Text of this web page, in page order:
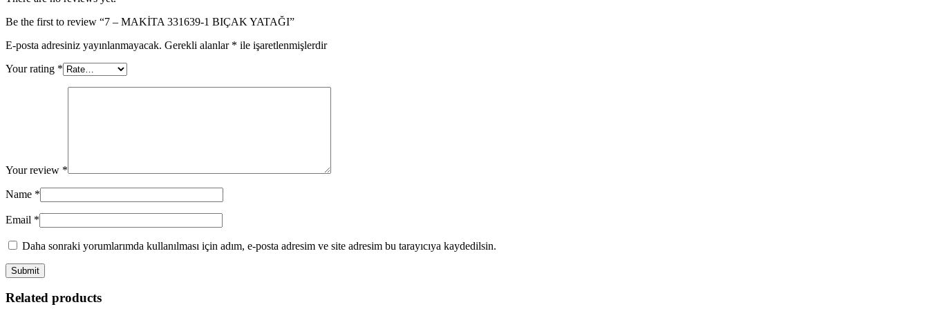
Be the first to review “7 – MAKİTA 331639-1 BIÇAK YATAĞI”
E-posta adresiniz yayınlanmayacak. Gerekli alanlar * ile işaretlenmişlerdir
Your rating *
Your review *
Name *
Email *
Daha sonraki yorumlarımda kullanılması için adım, e-posta adresim ve site adresim bu tarayıcıya kaydedilsin.
Related products